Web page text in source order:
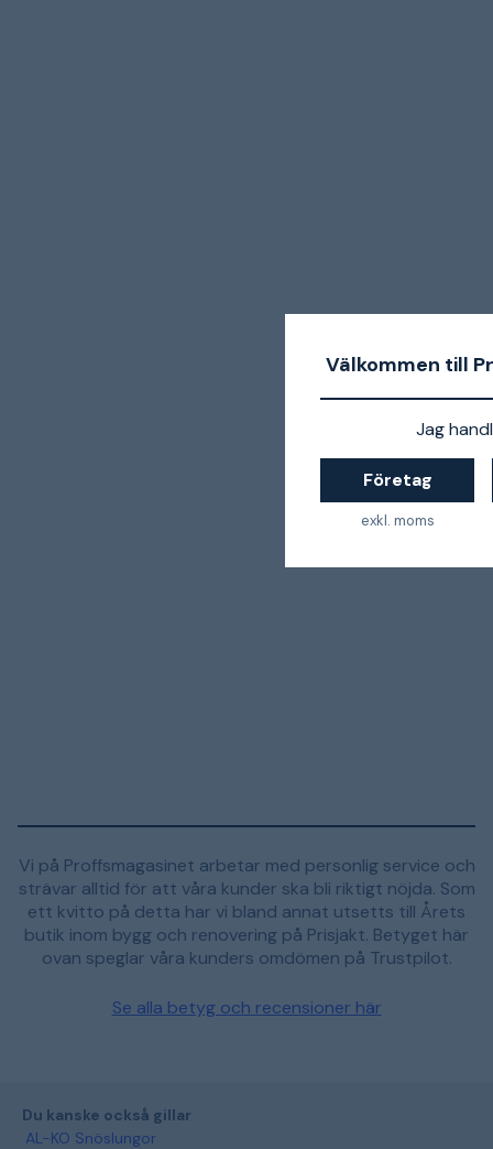
Välkommen till
Jag
Företag
exkl. moms
Vi på Proffsmagasinet arbetar med personlig service och
strävar alltid för att våra kunder ska bli riktigt nöjda. Som
ett kvitto på detta har vi bland annat utsetts till Årets
butik inom bygg och renovering på Prisjakt. Betyget här
ovan speglar våra kunders omdömen på Trustpilot.
Se alla betyg och recensioner här
Du kanske också gillar
AL-KO Snöslungor